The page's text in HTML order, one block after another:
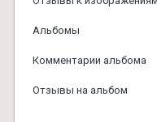
Альбомы
Комментарии альбома
Отзывы на альбом